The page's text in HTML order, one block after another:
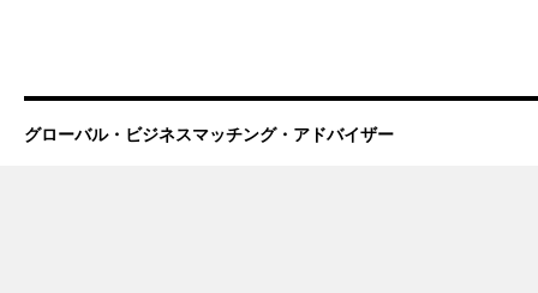
グローバル・ビジネスマッチング・アドバイザー